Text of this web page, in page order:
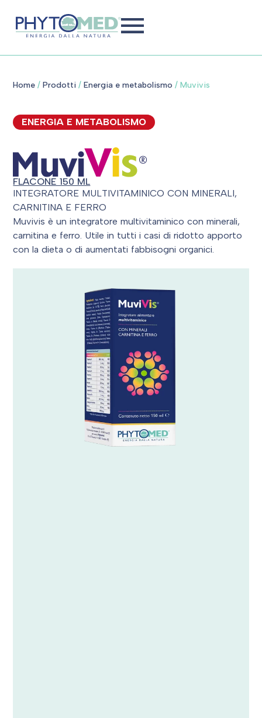
Home /Prodotti /Energia e metabolismo /Muvivis
ENERGIA E METABOLISMO
FLACONE 150 ML
INTEGRATORE MULTIVITAMINICO CON MINERALI,
CARNITINA E FERRO
Muvivis è un integratore multivitaminico con minerali,
carnitina e ferro. Utile in tutti i casi di ridotto apporto
con la dieta o di aumentati fabbisogni organici.